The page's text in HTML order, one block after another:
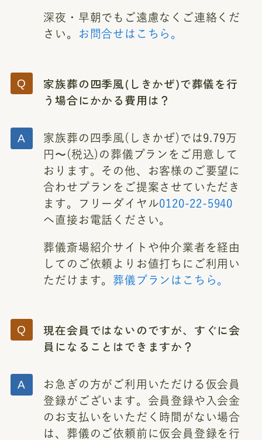
深夜・早朝でもご遠慮なくご連絡くだ
さい。 お問合せはこちら。
家族葬の四季風(しきかぜ)で葬儀を行
う場合にかかる費用は？
家族葬の四季風(しきかぜ)では9.79万
円〜(税込)の葬儀プランをご用意して
おります。その他、お客様のご要望に
合わせプランをご提案させていただき
ます。フリーダイヤル0120-22-5940
へ直接お電話ください。
葬儀斎場紹介サイトや仲介業者を経由
してのご依頼よりお値打ちにご利用い
ただけます。 葬儀プランはこちら。
現在会員ではないのですが、すぐに会
員になることはできますか？
お急ぎの方がご利用いただける仮会員
登録がございます。会員登録や入会金
のお支払いをいただく時間がない場合
は、葬儀のご依頼前に仮会員登録を行